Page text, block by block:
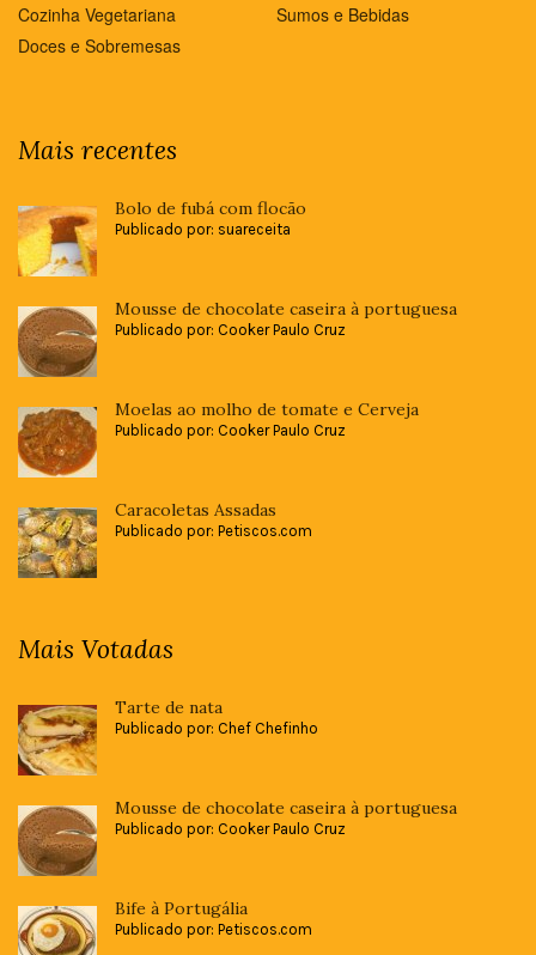
Cozinha Vegetariana
Doces e Sobremesas
Sumos e Bebidas
Mais recentes
Bolo de fubá com flocão
Publicado por: suareceita
Mousse de chocolate caseira à portuguesa
Publicado por: Cooker Paulo Cruz
Moelas ao molho de tomate e Cerveja
Publicado por: Cooker Paulo Cruz
Caracoletas Assadas
Publicado por: Petiscos.com
Mais Votadas
Tarte de nata
Publicado por: Chef Chefinho
Mousse de chocolate caseira à portuguesa
Publicado por: Cooker Paulo Cruz
Bife à Portugália
Publicado por: Petiscos.com